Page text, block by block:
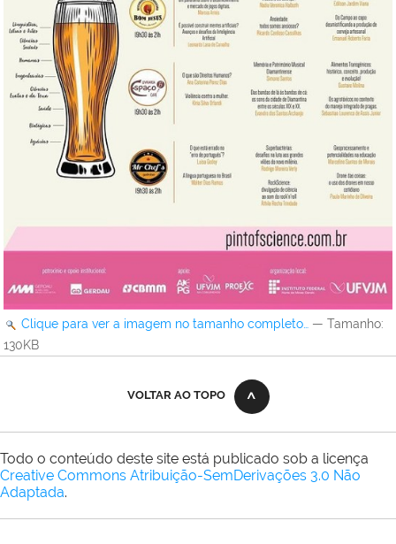
Clique para ver a imagem no tamanho completo… — Tamanho:
130KB
VOLTAR AO TOPO
Todo o conteúdo deste site está publicado sob a licença
Creative Commons Atribuição-SemDerivações 3.0 Não
Adaptada.